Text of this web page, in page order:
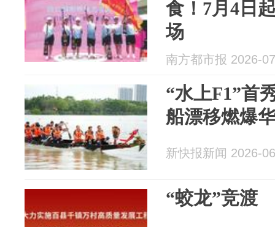
食！7月4日
场
南方都市报 2026-
“水上F1”首
船漂移燃爆
新快报新闻 2026-
“蛟龙”竞渡